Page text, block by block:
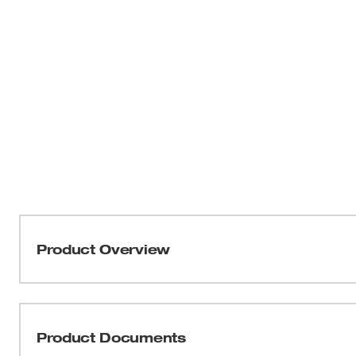
Product Overview
permite hacer cambios de hoja rápidos sin herramienta
Product Documents